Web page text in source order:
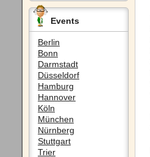
Events
Berlin
Bonn
Darmstadt
Düsseldorf
Hamburg
Hannover
Köln
München
Nürnberg
Stuttgart
Trier